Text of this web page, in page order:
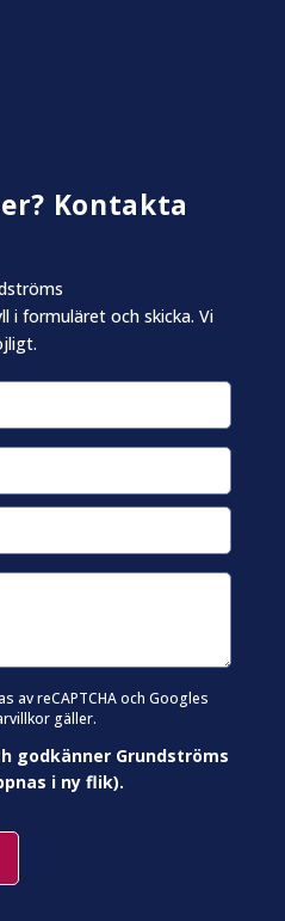
Kontakta
i formuläret och skicka. Vi
av reCAPTCHA och Googles
gäller.
godkänner Grundströms
i ny flik).